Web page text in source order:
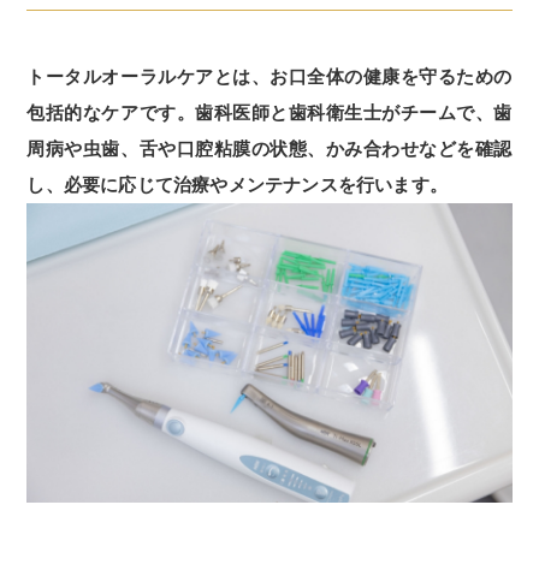
トータルオーラルケアとは、お口全体の健康を守るための
包括的なケアです。歯科医師と歯科衛生士がチームで、歯
周病や虫歯、舌や口腔粘膜の状態、かみ合わせなどを確認
し、必要に応じて治療やメンテナンスを行います。